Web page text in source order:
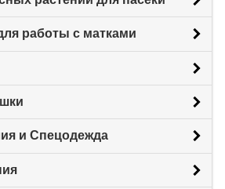
работы с матками
и Спецодежда